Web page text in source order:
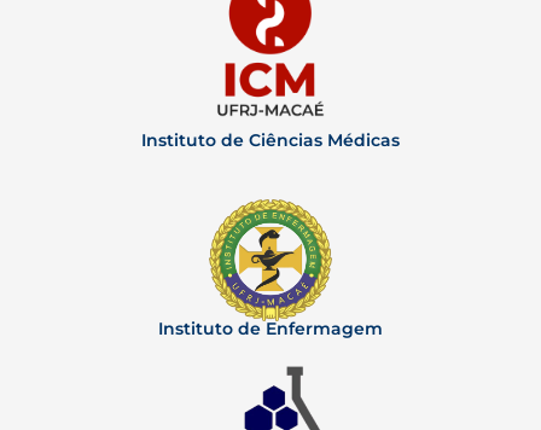
Instituto de Ciências Médicas
Instituto de Enfermagem